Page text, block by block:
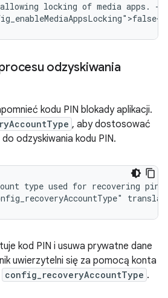
allowing locking of media apps.
--
odzyskiwania
kodu PIN blokady aplikacji.
, aby dostosować
odzyskiwania kodu PIN.
type used for recovering pin.
kod PIN i usuwa prywatne dane
uwierzytelni się za pomocą konta
config_recoveryAccountType .